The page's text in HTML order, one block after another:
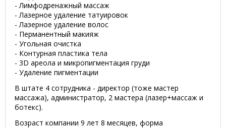
- Лимфодренажный массаж
- Лазерное удаление татуировок
- Лазерное удаление волос
- Перманентный макияж
- Угольная очистка
- Контурная пластика тела
- 3D ареола и микропигментация груди
- Удаление пигментации
В штате 4 сотрудника - директор (тоже мастер
массажа), администратор, 2 мастера (лазер+массаж и
ботекс).
Возраст компании 9 лет 8 месяцев, форма